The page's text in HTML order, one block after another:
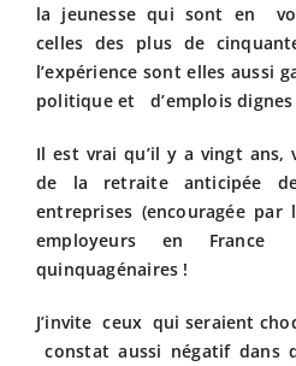
la jeunesse qui sont en
celles des plus de
l’expérience sont elles aussi
politique et d’emplois
Il est vrai qu’il y a vingt
de la retraite anticipée de
entreprises (encouragée par
employeurs en
quinquagénaires !
J’invite ceux qui seraient
constat aussi négatif dans